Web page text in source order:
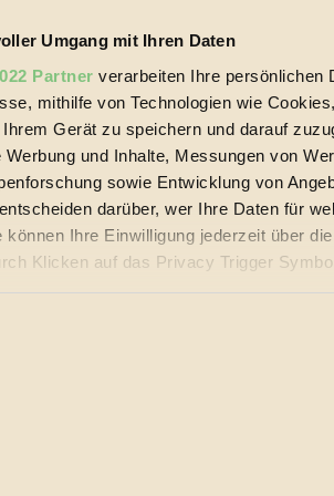
Umgang mit Ihren Daten
Partner verarbeiten Ihre persönlichen
mithilfe von Technologien wie
Gerät zu speichern und darauf
und Inhalte, Messungen von
sowie Entwicklung von
darüber, wer Ihre Daten für
können Ihre Einwilligung jederzeit über
Klicken auf das Privacy Trigger
würden wir auch gerne:
aktives Scannen nach bestimmten
darüber, wie Ihre persönlichen Daten